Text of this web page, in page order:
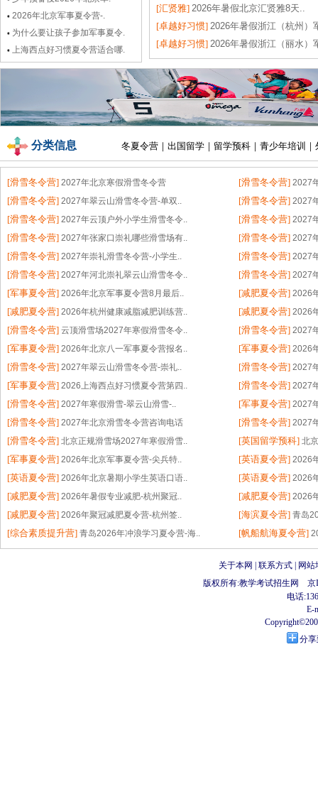
2026年北京军事夏令营-.
为什么要让孩子参加军事夏令.
上海西点好习惯夏令营适合哪.
[汇贤雅] 2026年暑假北京汇贤雅8天..
[卓越好习惯] 2026年暑假浙江（杭州）
[卓越好习惯] 2026年暑假浙江（丽水）
分类信息 冬夏令营 ｜ 出国留学 ｜ 留学预科 ｜ 青少年培训 ｜
[滑雪冬令营] 2027年北京寒假滑雪冬令营 [滑雪冬令营] 2027
[滑雪冬令营] 2027年翠云山滑雪冬令营-单双.. [滑雪冬令营] 2027
[滑雪冬令营] 2027年云顶户外小学生滑雪冬令.. [滑雪冬令营] 2027
[滑雪冬令营] 2027年张家口崇礼哪些滑雪场有.. [滑雪冬令营] 2027
[滑雪冬令营] 2027年崇礼滑雪冬令营-小学生.. [滑雪冬令营] 2027
[滑雪冬令营] 2027年河北崇礼翠云山滑雪冬令.. [滑雪冬令营] 2027
[军事夏令营] 2026年北京军事夏令营8月最后.. [减肥夏令营] 2026
[减肥夏令营] 2026年杭州健康减脂减肥训练营.. [减肥夏令营] 2026
[滑雪冬令营] 云顶滑雪场2027年寒假滑雪冬令.. [滑雪冬令营] 2027
[军事夏令营] 2026年北京八一军事夏令营报名.. [军事夏令营] 2026
[滑雪冬令营] 2027年翠云山滑雪冬令营-崇礼.. [滑雪冬令营] 2027
[军事夏令营] 2026上海西点好习惯夏令营第四.. [滑雪冬令营] 2027
[滑雪冬令营] 2027年寒假滑雪-翠云山滑雪-.. [军事夏令营] 2027
[滑雪冬令营] 2027年北京滑雪冬令营咨询电话 [滑雪冬令营] 2027
[滑雪冬令营] 北京正规滑雪场2027年寒假滑雪..
[英国留学预科]
[军事夏令营] 2026年北京军事夏令营-尖兵特.. [英语夏令营] 2026
[英语夏令营] 2026年北京暑期小学生英语口语.. [英语夏令营] 2026
[减肥夏令营] 2026年暑假专业减肥-杭州聚冠.. [减肥夏令营] 2026
[减肥夏令营] 2026年聚冠减肥夏令营-杭州签.. [海滨夏令营] 青岛
[综合素质提升营] 青岛2026年冲浪学习夏令营-海.. [帆船航海夏令营]
关于本网
| 联系方式 | 网
版权所有:教学考试招生网 京
电话
E-
分